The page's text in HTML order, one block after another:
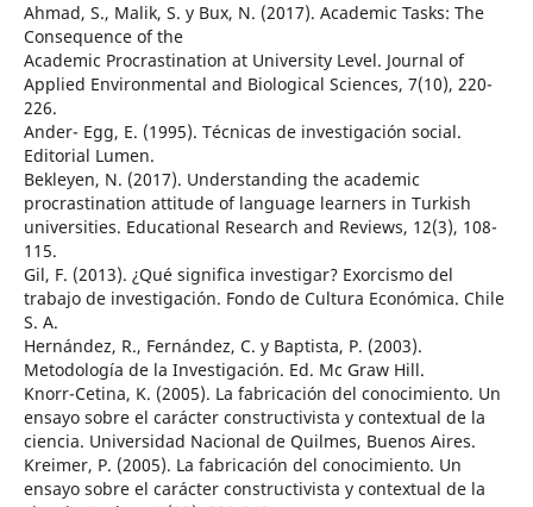
Ahmad, S., Malik, S. y Bux, N. (2017). Academic Tasks: The
Consequence of the
Academic Procrastination at University Level. Journal of
Applied Environmental and Biological Sciences, 7(10), 220-
226.
Ander- Egg, E. (1995). Técnicas de investigación social.
Editorial Lumen.
Bekleyen, N. (2017). Understanding the academic
procrastination attitude of language learners in Turkish
universities. Educational Research and Reviews, 12(3), 108-
115.
Gil, F. (2013). ¿Qué significa investigar? Exorcismo del
trabajo de investigación. Fondo de Cultura Económica. Chile
S. A.
Hernández, R., Fernández, C. y Baptista, P. (2003).
Metodología de la Investigación. Ed. Mc Graw Hill.
Knorr-Cetina, K. (2005). La fabricación del conocimiento. Un
ensayo sobre el carácter constructivista y contextual de la
ciencia. Universidad Nacional de Quilmes, Buenos Aires.
Kreimer, P. (2005). La fabricación del conocimiento. Un
ensayo sobre el carácter constructivista y contextual de la